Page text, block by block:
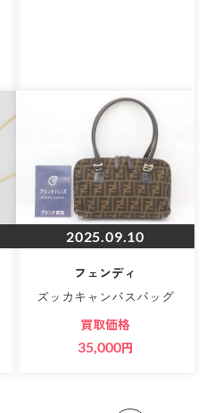
2025.09.10
フェンディ
ズッカキャンバスバッグ
買取価格
35,000円